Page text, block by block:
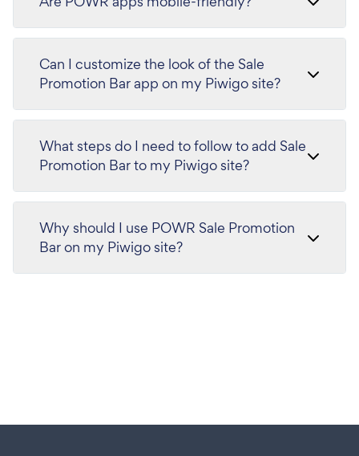
Can I customize the look of the Sale
Promotion Bar app on my Piwigo site?
What steps do I need to follow to add Sale
Promotion Bar to my Piwigo site?
Why should I use POWR Sale Promotion
Bar on my Piwigo site?